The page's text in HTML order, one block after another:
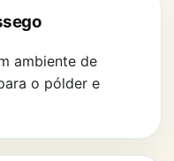
ambiente de
o pólder e